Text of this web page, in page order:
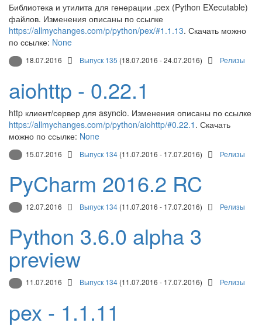
Библиотека и утилита для генерации .pex (Python EXecutable)
файлов. Изменения описаны по ссылке
https://allmychanges.com/p/python/pex/#1.1.13. Скачать можно
по ссылке: None
18.07.2016 Выпуск 135 (18.07.2016 - 24.07.2016) Релизы
aiohttp - 0.22.1
http клиент/сервер для asyncio. Изменения описаны по ссылке
https://allmychanges.com/p/python/aiohttp/#0.22.1 . Скачать
можно по ссылке: None
15.07.2016 Выпуск 134 (11.07.2016 - 17.07.2016) Релизы
PyCharm 2016.2 RC
12.07.2016 Выпуск 134 (11.07.2016 - 17.07.2016) Релизы
Python 3.6.0 alpha 3
preview
11.07.2016 Выпуск 134 (11.07.2016 - 17.07.2016) Релизы
pex - 1.1.11